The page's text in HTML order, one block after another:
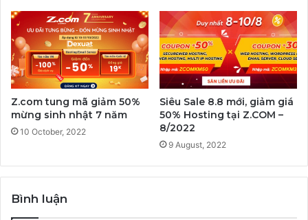
Z.com tung mã giảm 50%
mừng sinh nhật 7 năm
10 October, 2022
Siêu Sale 8.8 mới, giảm giá
50% Hosting tại Z.COM –
8/2022
9 August, 2022
Bình luận